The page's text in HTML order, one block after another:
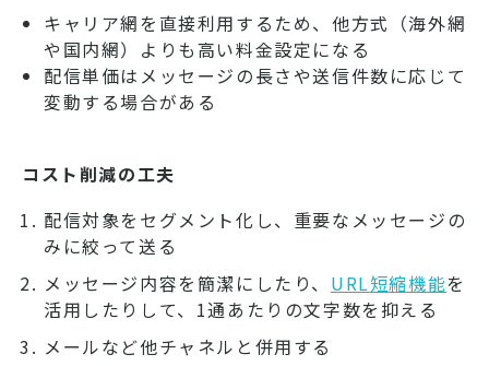
キャリア網を直接利用するため、他方式（海外網
や国内網）よりも高い料金設定になる
配信単価はメッセージの長さや送信件数に応じて
変動する場合がある
コスト削減の工夫
配信対象をセグメント化し、重要なメッセージの
みに絞って送る
メッセージ内容を簡潔にしたり、 URL短縮機能を
活用したりして、1通あたりの文字数を抑える
メールなど他チャネルと併用する